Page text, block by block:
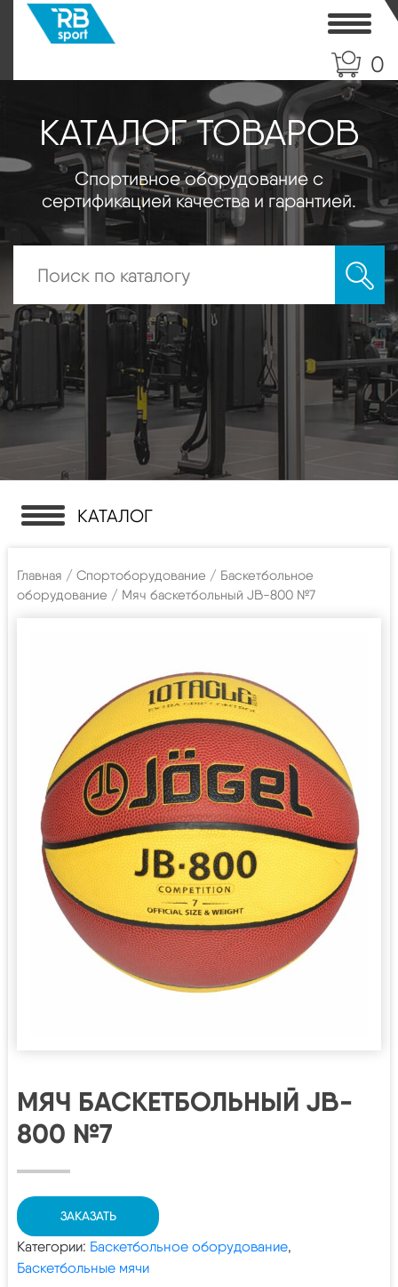
0
КАТАЛОГ ТОВАРОВ
Спортивное оборудование с
сертификацией качества и гарантией.
КАТАЛОГ
Главная / Спортоборудование / Баскетбольное
оборудование / Мяч баскетбольный JB-800 №7
МЯЧ БАСКЕТБОЛЬНЫЙ JB-
800 №7
ЗАКАЗАТЬ
Категории: Баскетбольное оборудование,
Баскетбольные мячи